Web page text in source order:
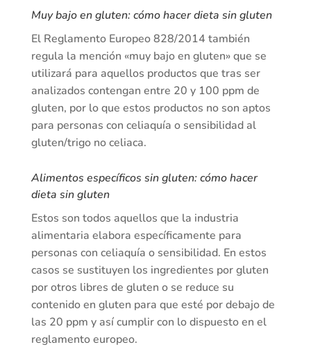
Muy bajo en gluten: cómo hacer dieta sin gluten
El Reglamento Europeo 828/2014 también
regula la mención «muy bajo en gluten» que se
utilizará para aquellos productos que tras ser
analizados contengan entre 20 y 100 ppm de
gluten, por lo que estos productos no son aptos
para personas con celiaquía o sensibilidad al
gluten/trigo no celiaca.
Alimentos específicos sin gluten: cómo hacer
dieta sin gluten
Estos son todos aquellos que la industria
alimentaria elabora específicamente para
personas con celiaquía o sensibilidad. En estos
casos se sustituyen los ingredientes por gluten
por otros libres de gluten o se reduce su
contenido en gluten para que esté por debajo de
las 20 ppm y así cumplir con lo dispuesto en el
reglamento europeo.